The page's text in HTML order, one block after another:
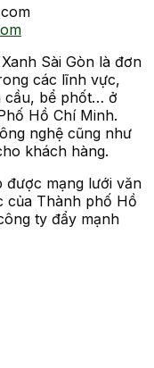
Sài Gòn là đơn
các lĩnh vực,
cầu, bể phốt… ở
Hồ Chí Minh.
nghệ cũng như
khách hàng.
được mạng lưới văn
của Thành phố Hồ
ty đẩy mạnh